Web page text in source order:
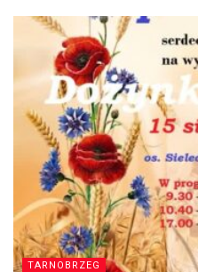
TARNOBRZEG